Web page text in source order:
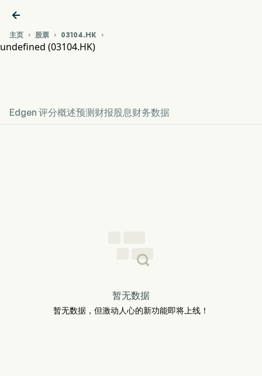

主页  股票  03104.HK 
undefined (03104.HK)
Edgen 评分概述预测 财报股息财务数据
暂无数据
暂无数据，但激动人心的新功能即将上线！